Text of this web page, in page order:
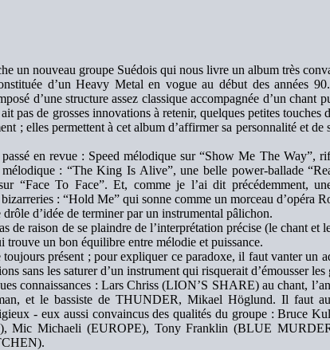
un nouveau groupe Suédois qui nous livre un album très
d’un Heavy Metal en vogue au début des années
d’une structure assez classique accompagnée d’un chant
pas de grosses innovations à retenir, quelques petites touches
; elles permettent à cet album d’affirmer sa personnalité et de
en revue : Speed mélodique sur “Show Me The Way”,
: “The King Is Alive”, une belle power-ballade
“Face To Face”. Et, comme je l’ai dit précédemment,
: “Hold Me” qui sonne comme un morceau d’opéra
d’idée de terminer par un instrumental pâlichon.
de raison de se plaindre de l’interprétation précise (le chant et
trouve un bon équilibre entre mélodie et puissance.
présent ; pour expliquer ce paradoxe, il faut vanter un
sans les saturer d’un instrument qui risquerait d’émousser les
connaissances : Lars Chriss (LION’S SHARE) au chant,
et le bassiste de THUNDER, Mikael Höglund. Il faut
- eux aussi convaincus des qualités du groupe : Bruce
Mic Michaeli (EUROPE), Tony Franklin (BLUE